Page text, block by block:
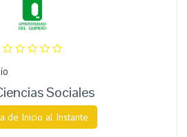
Sociales
de Inicio al Instante